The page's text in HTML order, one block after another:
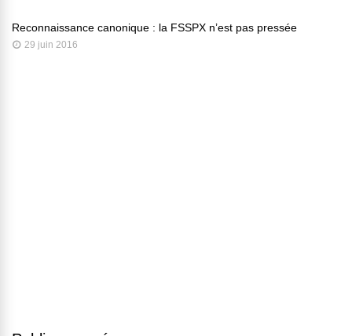
Reconnaissance canonique : la FSSPX n’est pas pressée
29 juin 2016